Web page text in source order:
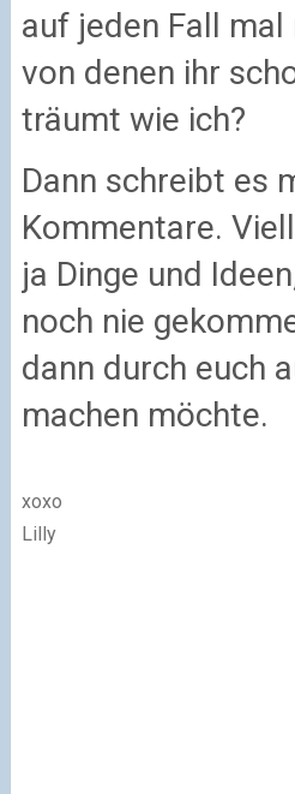
auf jeden Fall
von denen ihr
träumt wie ich?
Dann schreibt es
Kommentare.
ja Dinge und
noch nie
dann durch euch
machen möchte.
xoxo
Lilly